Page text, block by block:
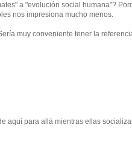
a "evolución social humana"?
nos impresiona mucho menos.
muy conveniente tener la
aquí para allá mientras ellas